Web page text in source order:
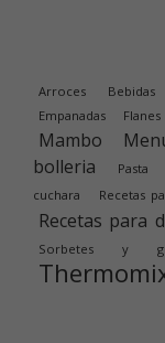
Arroces Bebidas
Empanadas
Mambo
bolleria
Pasta
cuchara
Recetas
Recetas para
Sorbetes y